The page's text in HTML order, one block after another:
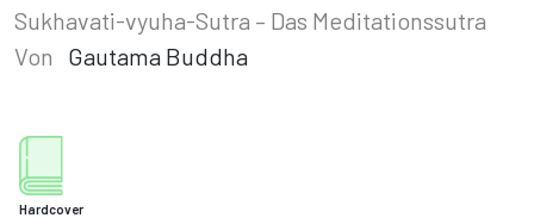
Sukhavati-vyuha-Sutra – Das Meditationssutra
Von
Gautama Buddha
Hardcover